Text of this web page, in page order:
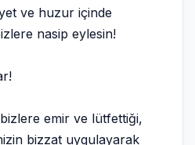
ve huzur içinde
nasip eylesin!
emir ve lütfettiği,
bizzat uygulayarak